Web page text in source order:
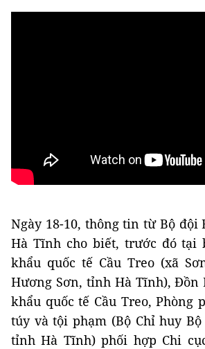
Ngày 18-10, thông tin từ Bộ
Hà Tĩnh cho biết, trước đó tại
khẩu quốc tế Cầu Treo (xã
Hương Sơn, tỉnh Hà Tĩnh), Đồn
khẩu quốc tế Cầu Treo, Phòng
túy và tội phạm (Bộ Chỉ huy
tỉnh Hà Tĩnh) phối hợp Chi